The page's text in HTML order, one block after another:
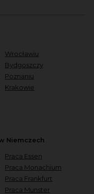
Wrocławiu
Bydgoszczy
Poznaniu
Krakowie
Niemczech
Praca Essen
Praca Monachium
Praca Frankfurt
Praca Munster